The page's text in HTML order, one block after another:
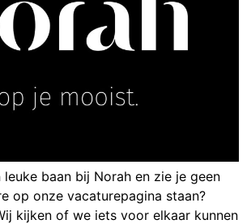
leuke baan bij Norah en zie je geen
op onze vacaturepagina staan?
kijken of we iets voor elkaar kunnen